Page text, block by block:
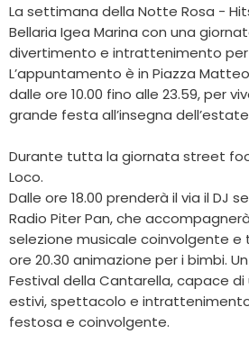
La settimana della Notte Rosa -
Bellaria Igea Marina con una
divertimento e intrattenimento
L’appuntamento è in Piazza
dalle ore 10.00 fino alle 23.59, per
grande festa all’insegna
Durante tutta la giornata street
Loco.
Dalle ore 18.00 prenderà il via il DJ
Radio Piter Pan, che
selezione musicale coinvolgente e
ore 20.30 animazione per i bimbi.
Festival della Cantarella, capace di
estivi, spettacolo e
festosa e coinvolgente.